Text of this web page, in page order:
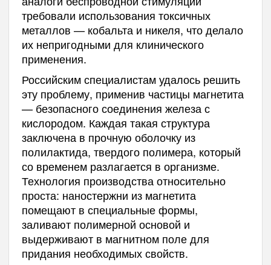
требовали использования токсичных
металлов — кобальта и никеля, что делало
их непригодными для клинического
применения.
Российским специалистам удалось решить
эту проблему, применив частицы магнетита
— безопасного соединения железа с
кислородом. Каждая такая структура
заключена в прочную оболочку из
полилактида, твердого полимера, который
со временем разлагается в организме.
Технология производства относительно
проста: наностержни из магнетита
помещают в специальные формы,
заливают полимерной основой и
выдерживают в магнитном поле для
придания необходимых свойств.